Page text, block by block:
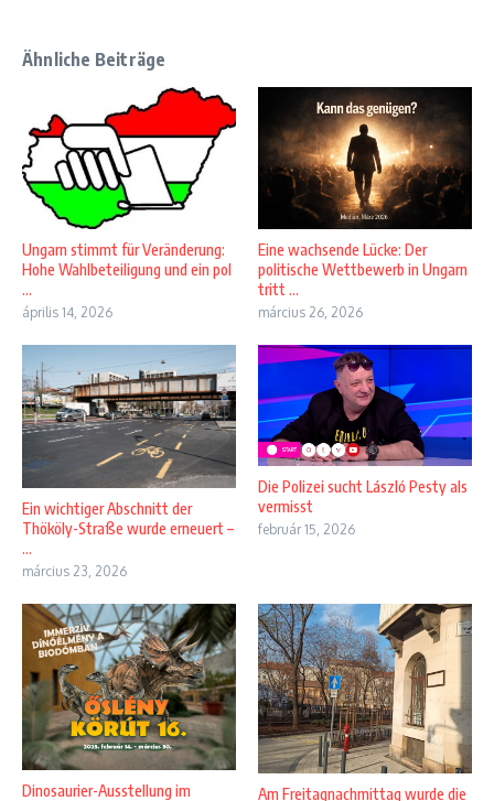
Ähnliche Beiträge
Ungarn stimmt für Veränderung:
Hohe Wahlbeteiligung und ein pol
...
április 14, 2026
Eine wachsende Lücke: Der
politische Wettbewerb in Ungarn
tritt ...
március 26, 2026
Ein wichtiger Abschnitt der
Thököly-Straße wurde erneuert –
...
március 23, 2026
Die Polizei sucht László Pesty als
vermisst
február 15, 2026
Dinosaurier-Ausstellung im
Am Freitagnachmittag wurde die